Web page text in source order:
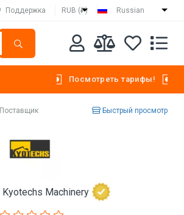
Поддержка RUB (₽) Russian
Посмотреть тарифы!
Поставщик Быстрый просмотр
Kyotechs Machinery